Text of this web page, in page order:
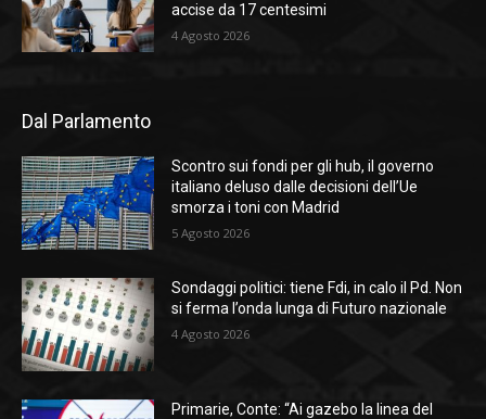
accise da 17 centesimi
4 Agosto 2026
Dal Parlamento
Scontro sui fondi per gli hub, il governo
italiano deluso dalle decisioni dell’Ue
smorza i toni con Madrid
5 Agosto 2026
Sondaggi politici: tiene Fdi, in calo il Pd. Non
si ferma l’onda lunga di Futuro nazionale
4 Agosto 2026
Primarie, Conte: “Ai gazebo la linea del